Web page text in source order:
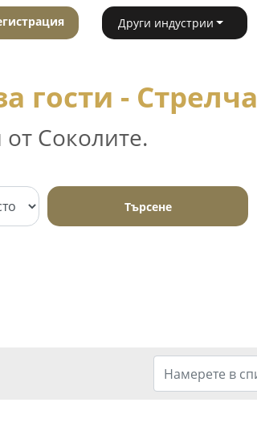
Други индустрии
гости - Стрелча
Соколите.
Търсене